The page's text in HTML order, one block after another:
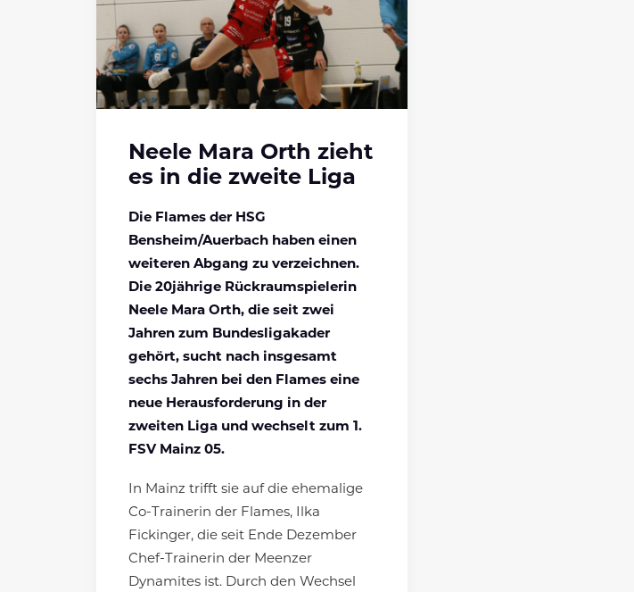
Neele Mara Orth zieht
es in die zweite Liga
Die Flames der HSG
Bensheim/Auerbach haben einen
weiteren Abgang zu verzeichnen.
Die 20jährige Rückraumspielerin
Neele Mara Orth, die seit zwei
Jahren zum Bundesligakader
gehört, sucht nach insgesamt
sechs Jahren bei den Flames eine
neue Herausforderung in der
zweiten Liga und wechselt zum 1.
FSV Mainz 05.
In Mainz trifft sie auf die ehemalige
Co-Trainerin der Flames, Ilka
Fickinger, die seit Ende Dezember
Chef-Trainerin der Meenzer
Dynamites ist. Durch den Wechsel